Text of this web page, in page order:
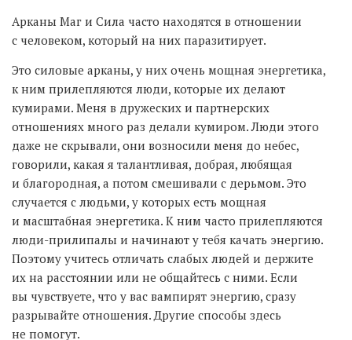
Арканы Маг и Сила часто находятся в отношении
с человеком, который на них паразитирует.
Это силовые арканы, у них очень мощная энергетика,
к ним прилепляются люди, которые их делают
кумирами. Меня в дружеских и партнерских
отношениях много раз делали кумиром. Люди этого
даже не скрывали, они возносили меня до небес,
говорили, какая я талантливая, добрая, любящая
и благородная, а потом смешивали с дерьмом. Это
случается с людьми, у которых есть мощная
и масштабная энергетика. К ним часто прилепляются
люди-прилипалы и начинают у тебя качать энергию.
Поэтому учитесь отличать слабых людей и держите
их на расстоянии или не общайтесь с ними. Если
вы чувствуете, что у вас вампирят энергию, сразу
разрывайте отношения. Другие способы здесь
не помогут.